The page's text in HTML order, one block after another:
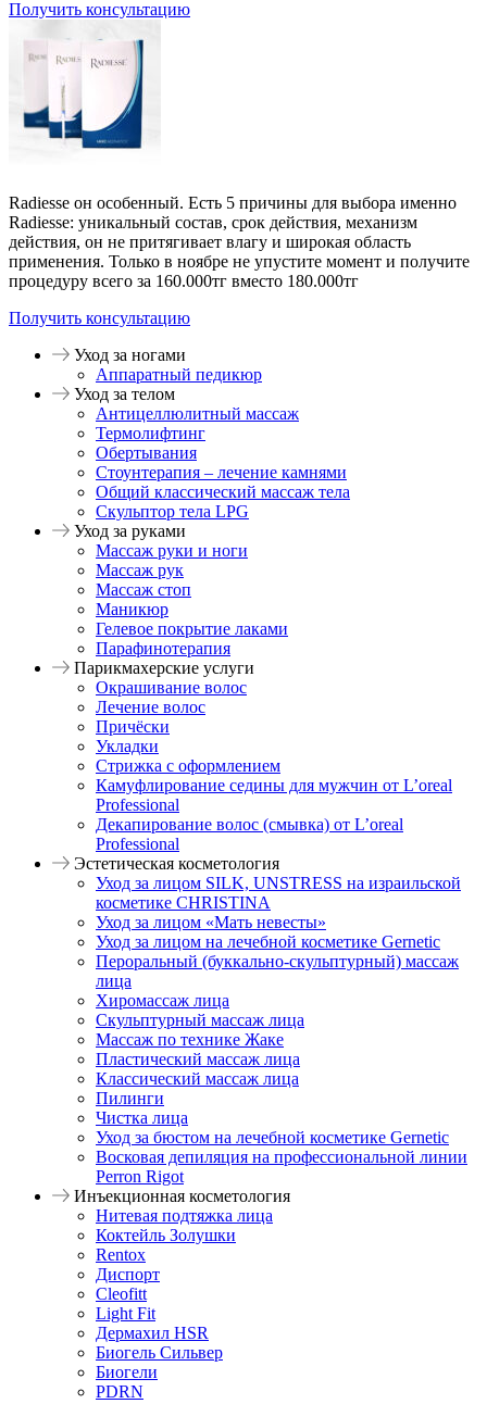
Получить консультацию
Radiesse он особенный. Есть 5 причины для выбора именно
Radiesse: уникальный состав, срок действия, механизм
действия, он не притягивает влагу и широкая область
применения. Только в ноябре не упустите момент и получите
процедуру всего за 160.000тг вместо 180.000тг
Получить консультацию
Уход за ногами
Аппаратный педикюр
Уход за телом
Антицеллюлитный массаж
Термолифтинг
Обертывания
Стоунтерапия – лечение камнями
Общий классический массаж тела
Скульптор тела LPG
Уход за руками
Массаж руки и ноги
Массаж рук
Массаж стоп
Маникюр
Гелевое покрытие лаками
Парафинотерапия
Парикмахерские услуги
Окрашивание волос
Лечение волос
Причёски
Укладки
Стрижка с оформлением
Камуфлирование седины для мужчин от L’oreal
Professional
Декапирование волос (смывка) от L’oreal
Professional
Эстетическая косметология
Уход за лицом SILK, UNSTRESS на израильской
косметике CHRISTINA
Уход за лицом «Мать невесты»
Уход за лицом на лечебной косметике Gernetic
Пероральный (буккально-скульптурный) массаж
лица
Хиромассаж лица
Скульптурный массаж лица
Массаж по технике Жаке
Пластический массаж лица
Классический массаж лица
Пилинги
Чистка лица
Уход за бюстом на лечебной косметике Gernetic
Восковая депиляция на профессиональной линии
Perron Rigot
Инъекционная косметология
Нитевая подтяжка лица
Коктейль Золушки
Rentox
Диспорт
Cleofitt
Light Fit
Дермахил HSR
Биогель Сильвер
Биогели
PDRN